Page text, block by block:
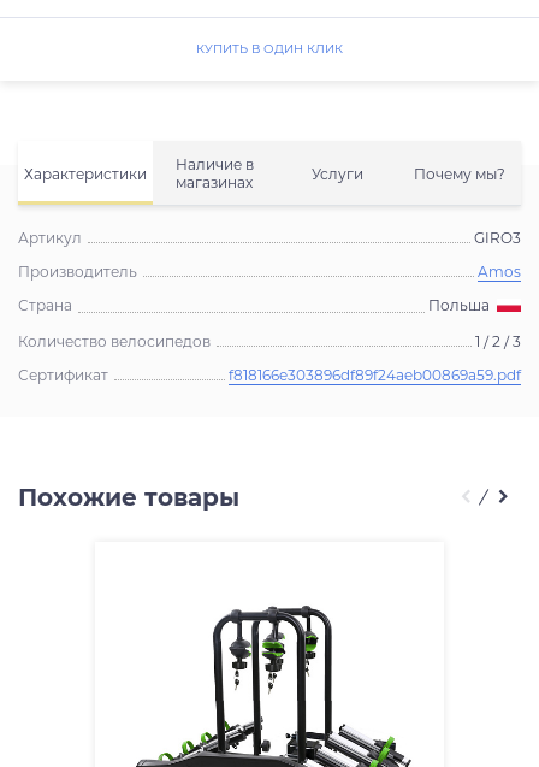
Характеристики
Наличие в
магазинах
Услуги Почему мы?
Артикул
GIRO3
Производитель
Amos
Страна
Польша
Количество велосипедов
1 / 2 / 3
Сертификат
f818166e303896df89f24aeb00869a59.pdf
КУПИТЬ В ОДИН КЛИК
Похожие товары